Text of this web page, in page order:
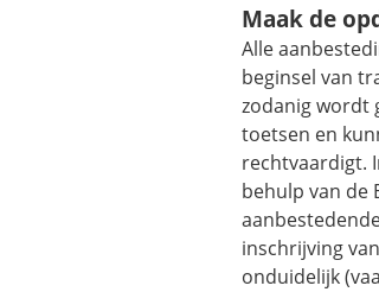
Maak de
Alle
beginsel van
zodanig wordt
toetsen en
rechtvaardigt.
behulp van de
inschrijving
onduidelijk